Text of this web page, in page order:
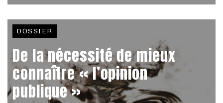
DOSSIER
De la nécessité de mieux
connaître « l’opinion
publique »